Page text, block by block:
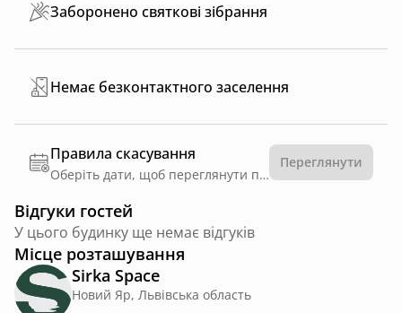
Заборонено святкові зібрання
Немає безконтактного заселення
Правила скасування
Оберіть дати, щоб переглянути правила
Переглянути
Відгуки гостей
У цього будинку ще немає відгуків
Місце розташування
Sirka Space
Новий Яр, Львівська область